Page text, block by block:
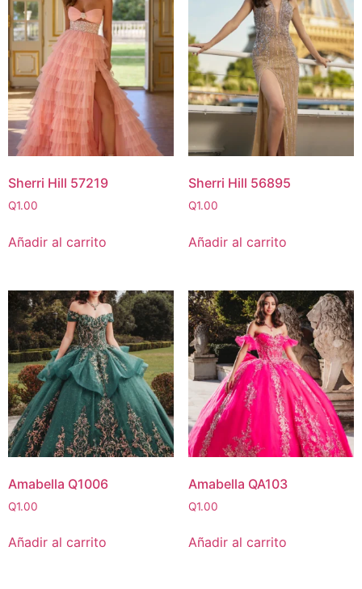
Sherri Hill 57219
Q1.00
Añadir al carrito
Sherri Hill 56895
Q1.00
Añadir al carrito
Amabella Q1006
Q1.00
Añadir al carrito
Amabella QA103
Q1.00
Añadir al carrito